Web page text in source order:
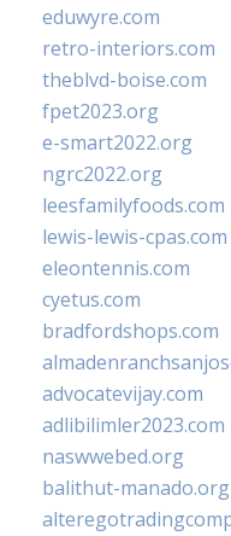
eduwyre.com
retro-interiors.com
theblvd-boise.com
fpet2023.org
e-smart2022.org
ngrc2022.org
leesfamilyfoods.com
lewis-lewis-cpas.com
eleontennis.com
cyetus.com
bradfordshops.com
advocatevijay.com
adlibilimler2023.com
naswwebed.org
balithut-manado.org